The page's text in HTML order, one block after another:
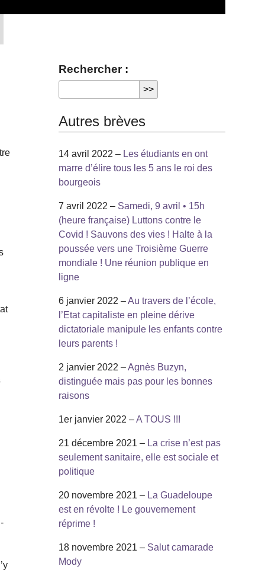
Rechercher :
Autres brèves
14 avril 2022 – Les étudiants en ont
marre d’élire tous les 5 ans le roi des
bourgeois
7 avril 2022 – Samedi, 9 avril • 15h
(heure française) Luttons contre le
Covid ! Sauvons des vies ! Halte à la
poussée vers une Troisième Guerre
mondiale ! Une réunion publique en
ligne
6 janvier 2022 –Au travers de l’école,
l’Etat capitaliste en pleine dérive
dictatoriale manipule les enfants contre
leurs parents !
2 janvier 2022 –Agnès Buzyn,
distinguée mais pas pour les bonnes
raisons
1er janvier 2022 –A TOUS !!!
21 décembre 2021 – La crise n’est pas
seulement sanitaire, elle est sociale et
politique
20 novembre 2021 – La Guadeloupe
est en révolte ! Le gouvernement
réprime !
18 novembre 2021 – Salut camarade
Mody